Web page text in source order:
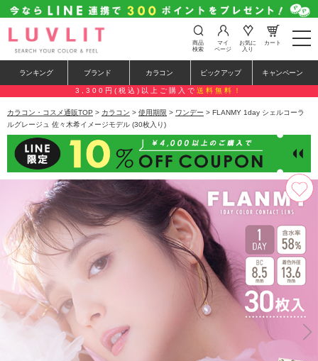
t
o
e
n
a
a
i
o
n
商品
検索
マイ
ページ
お気に
入り
カート
ランキング ブランド カラコン ピックアップ キャンペーン
3,300円(税込)以上ご購入で 送料無料！
カラコン・コスメ通販TOP > カラコン > 使用期限 > ワンデー > FLANMY 1day シェルコーラ
ルグレージュ 佐々木希イメージモデル (30枚入り)